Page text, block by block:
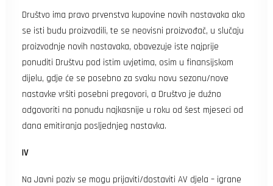
Društvo ima pravo prvenstva kupovine novih nastavaka ako
se isti budu proizvodili, te se neovisni proizvođač, u slučaju
proizvodnje novih nastavaka, obavezuje iste najprije
ponuditi Društvu pod istim uvjetima, osim u finansijskom
dijelu, gdje će se posebno za svaku novu sezonu/nove
nastavke vršiti posebni pregovori, a Društvo je dužno
odgovoriti na ponudu najkasnije u roku od šest mjeseci od
dana emitiranja posljednjeg nastavka.
IV
Na Javni poziv se mogu prijaviti/dostaviti AV djela – igrane